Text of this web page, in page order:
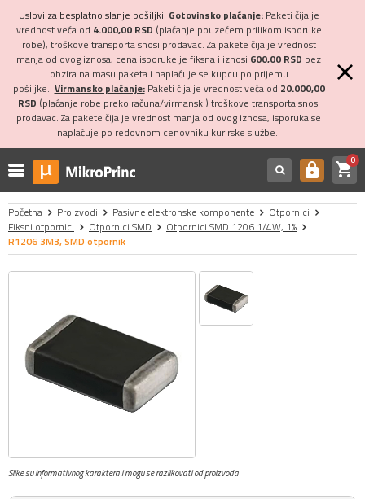
Uslovi za besplatno slanje pošiljki: Gotovinsko plaćanje:Paketi čija je
vrednost veća od 4.000,00 RSD (plaćanje pouzećem prilikom isporuke
robe), troškove transporta snosi prodavac. Za pakete čija je vrednost
manja od ovog iznosa, cena isporuke je fiksna i iznosi 600,00 RSD bez
obzira na masu paketa i naplaćuje se kupcu po prijemu
pošiljke. Virmansko plaćanje:Paketi čija je vrednost veća od 20.000,00
RSD (plaćanje robe preko računa/virmanski) troškove transporta snosi
prodavac. Za pakete čija je vrednost manja od ovog iznosa, isporuka se
naplaćuje po redovnom cenovniku kurirske službe.
https shopping_cart0
Početna Proizvodi Pasivne elektronske komponente
Otpornici
Fiksni otpornici
Otpornici SMD
Otpornici SMD 1206 1/4W, 1%
R1206 3M3, SMD otpornik
Slike su informativnog karaktera i mogu se razlikovati od proizvoda